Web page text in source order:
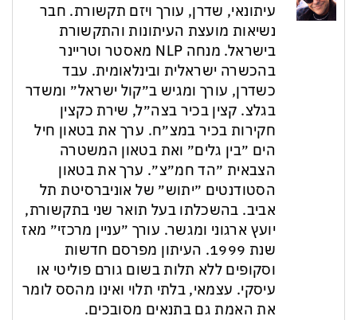
עיתונאי, שדרן, עורך ויזם תקשורת. חבר
נשיאות מועצת העיתונות והתקשורת
בישראל. מנחה NLP מאסטר וטריינר
בהכשרה ישראלית ובינלאומית. עבד
כשדרן, עורך ומגיש ב״קול ישראל״ ומשדר
בגלצ. קצין בכיר בצה״ל, שירת כקצין
חקירות בכיר במצ״ח. ערך את בטאון חיל
הים ״בין גלים״ ואת בטאון המשטרה
הצבאית ״הד חמ״צ״. ערך את בטאון
הסטודנטים ״יתוש״ של אוניברסיטת תל
אביב. בהשכלתו בעל תואר שני בתקשורת,
יועץ ארגוני ומגשר. עורך ״עניין מרכזי״ מאז
שנת 1999. העיתון מפרסם חדשות
וסקופים ללא תלות בשום גורם פוליטי או
עיסקי. עצמאי, בלתי תלוי ואינו מהסס לומר
את האמת גם בתנאים מסובכים.